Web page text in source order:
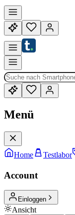
Menü
Home Testlabor
Account
Einloggen
Ansicht